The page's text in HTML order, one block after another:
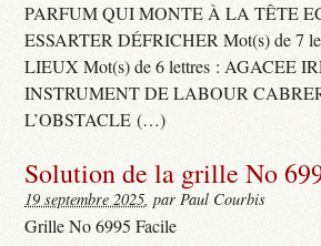
PARFUM QUI MONTE À LA TÊTE
ESSARTER DÉFRICHER Mot(s) de 7
LIEUX Mot(s) de 6 lettres : AGACEE
INSTRUMENT DE LABOUR
L’OBSTACLE (…)
Solution de la grille No
19 septembre 2025, par Paul Courbis
Grille No 6995 Facile